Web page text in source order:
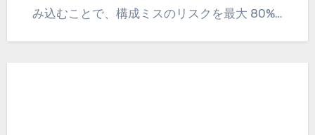
み込むことで、構成ミスのリスクを最大 80%…